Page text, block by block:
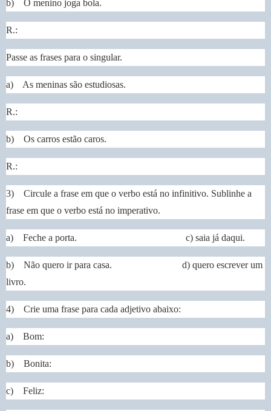
b) O menino joga bola.
R.:
Passe as frases para o singular.
a) As meninas são estudiosas.
R.:
b) Os carros estão caros.
R.:
3) Circule a frase em que o verbo está no infinitivo. Sublinhe a
frase em que o verbo está no imperativo.
a) Feche a porta. c) saia já daqui.
b) Não quero ir para casa. d) quero escrever um
livro.
4) Crie uma frase para cada adjetivo abaixo:
a) Bom:
b) Bonita:
c) Feliz: